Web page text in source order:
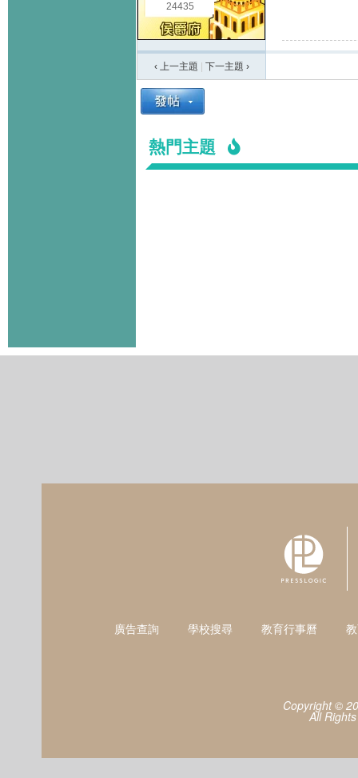
24435
‹ 上一主題 下一主題 ›
熱門主題
廣告查詢 學校搜尋 教育行事曆
Copyright ©
All